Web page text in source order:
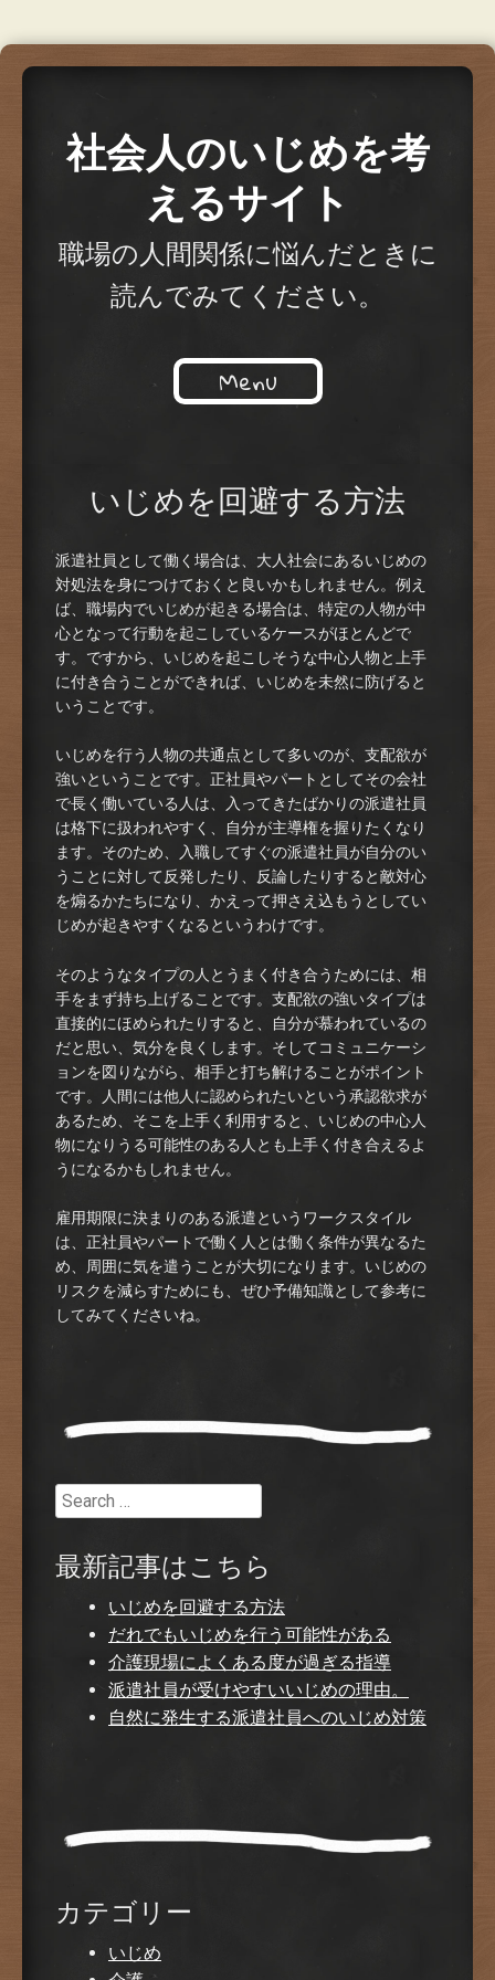
社会人のいじめを考
えるサイト
職場の人間関係に悩んだときに
読んでみてください。
Menu
いじめを回避する方法
派遣社員として働く場合は、大人社会にあるいじめの
対処法を身につけておくと良いかもしれません。例え
ば、職場内でいじめが起きる場合は、特定の人物が中
心となって行動を起こしているケースがほとんどで
す。ですから、いじめを起こしそうな中心人物と上手
に付き合うことができれば、いじめを未然に防げると
いうことです。
いじめを行う人物の共通点として多いのが、支配欲が
強いということです。正社員やパートとしてその会社
で長く働いている人は、入ってきたばかりの派遣社員
は格下に扱われやすく、自分が主導権を握りたくなり
ます。そのため、入職してすぐの派遣社員が自分のい
うことに対して反発したり、反論したりすると敵対心
を煽るかたちになり、かえって押さえ込もうとしてい
じめが起きやすくなるというわけです。
そのようなタイプの人とうまく付き合うためには、相
手をまず持ち上げることです。支配欲の強いタイプは
直接的にほめられたりすると、自分が慕われているの
だと思い、気分を良くします。そしてコミュニケーシ
ョンを図りながら、相手と打ち解けることがポイント
です。人間には他人に認められたいという承認欲求が
あるため、そこを上手く利用すると、いじめの中心人
物になりうる可能性のある人とも上手く付き合えるよ
うになるかもしれません。
雇用期限に決まりのある派遣というワークスタイル
は、正社員やパートで働く人とは働く条件が異なるた
め、周囲に気を遣うことが大切になります。いじめの
リスクを減らすためにも、ぜひ予備知識として参考に
してみてくださいね。
Search
最新記事はこちら
いじめを回避する方法
だれでもいじめを行う可能性がある
介護現場によくある度が過ぎる指導
派遣社員が受けやすいいじめの理由。
自然に発生する派遣社員へのいじめ対策
カテゴリー
いじめ